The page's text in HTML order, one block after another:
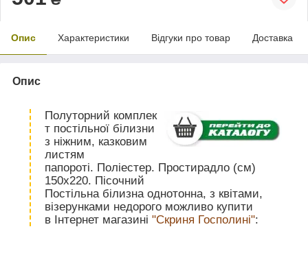
Опис Характеристики Відгуки про товар Доставка
Опис
Полуторний комплек
т постільної білизни
з ніжним, казковим
листям
папороті. Поліестер. Простирадло (см)
150х220. Пісочний
Постільна білизна однотонна, з квітами,
візерунками недорого можливо купити
в Інтернет магазині "Скриня Госполині":